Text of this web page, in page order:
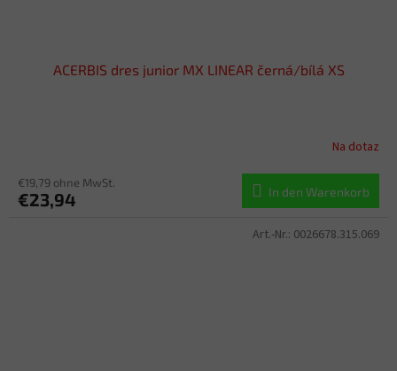
ACERBIS dres junior MX LINEAR černá/bílá XS
Na dotaz
€19,79 ohne MwSt.
€23,94 In den Warenkorb
Art.-Nr.: 0026678.315.069